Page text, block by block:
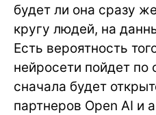
будет ли она сразу
кругу людей, на
Есть вероятность
нейросети пойдет по
сначала будет
партнеров Open AI и